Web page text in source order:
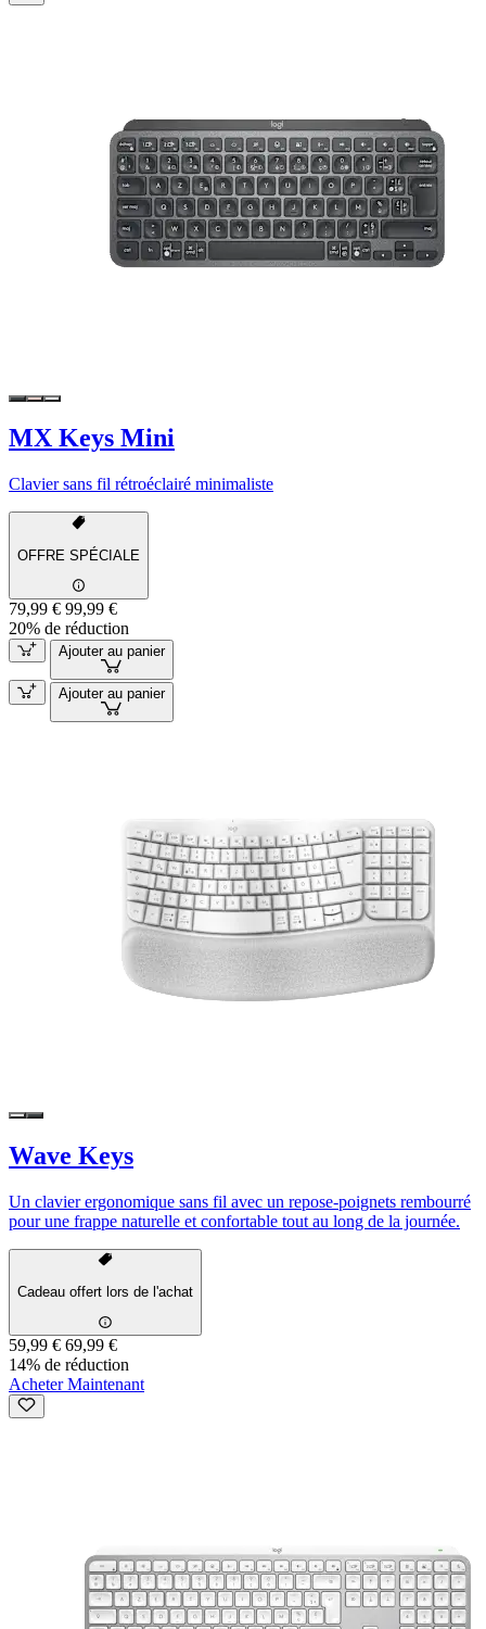
MX Keys Mini
Clavier sans fil rétroéclairé minimaliste
OFFRE SPÉCIALE
79,99 € 99,99 €
20% de réduction
Ajouter au panier
Ajouter au panier
Wave Keys
Un clavier ergonomique sans fil avec un repose-poignets rembourré
pour une frappe naturelle et confortable tout au long de la journée.
Cadeau offert lors de l'achat
59,99 € 69,99 €
14% de réduction
Acheter Maintenant